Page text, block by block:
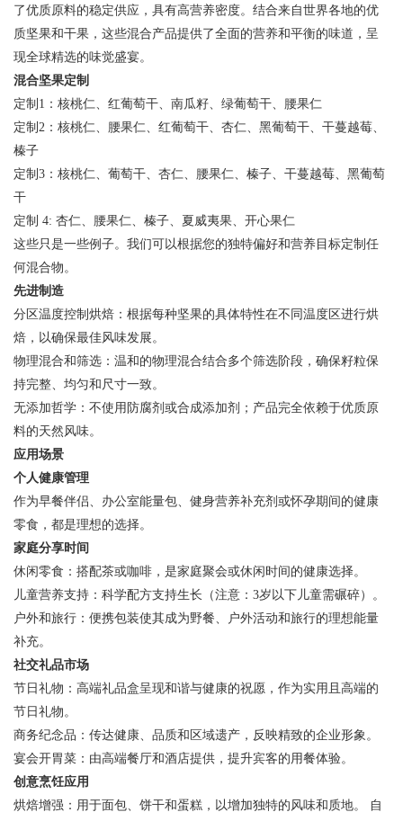
了优质原料的稳定供应，具有高营养密度。结合来自世界各地的优
质坚果和干果，这些混合产品提供了全面的营养和平衡的味道，呈
现全球精选的味觉盛宴。
混合坚果定制
定制1：核桃仁、红葡萄干、南瓜籽、绿葡萄干、腰果仁
定制2：核桃仁、腰果仁、红葡萄干、杏仁、黑葡萄干、干蔓越莓、
榛子
定制3：核桃仁、葡萄干、杏仁、腰果仁、榛子、干蔓越莓、黑葡萄
干
定制 4: 杏仁、腰果仁、榛子、夏威夷果、开心果仁
这些只是一些例子。我们可以根据您的独特偏好和营养目标定制任
何混合物。
先进制造
分区温度控制烘焙：根据每种坚果的具体特性在不同温度区进行烘
焙，以确保最佳风味发展。
物理混合和筛选：温和的物理混合结合多个筛选阶段，确保籽粒保
持完整、均匀和尺寸一致。
无添加哲学：不使用防腐剂或合成添加剂；产品完全依赖于优质原
料的天然风味。
应用场景
个人健康管理
作为早餐伴侣、办公室能量包、健身营养补充剂或怀孕期间的健康
零食，都是理想的选择。
家庭分享时间
休闲零食：搭配茶或咖啡，是家庭聚会或休闲时间的健康选择。
儿童营养支持：科学配方支持生长（注意：3岁以下儿童需碾碎）。
户外和旅行：便携包装使其成为野餐、户外活动和旅行的理想能量
补充。
社交礼品市场
节日礼物：高端礼品盒呈现和谐与健康的祝愿，作为实用且高端的
节日礼物。
商务纪念品：传达健康、品质和区域遗产，反映精致的企业形象。
宴会开胃菜：由高端餐厅和酒店提供，提升宾客的用餐体验。
创意烹饪应用
烘焙增强：用于面包、饼干和蛋糕，以增加独特的风味和质地。 自